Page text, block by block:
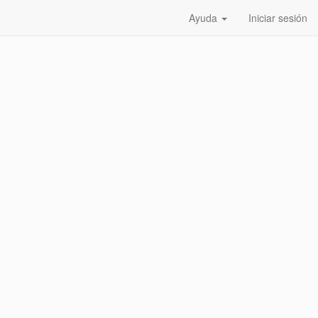
Ayuda Iniciar sesión